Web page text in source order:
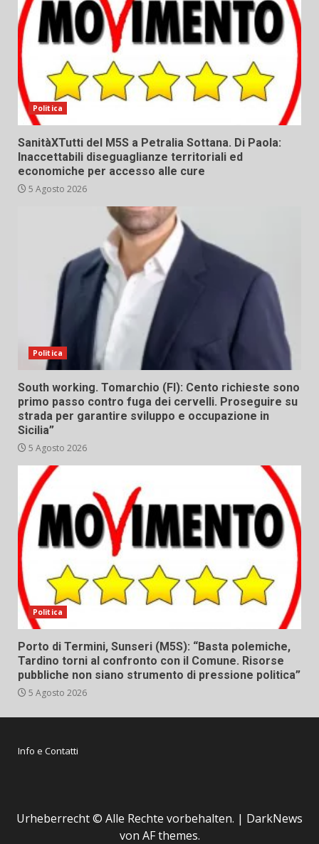
Politica
SanitàXTutti del M5S a Petralia Sottana. Di Paola:
Inaccettabili diseguaglianze territoriali ed
economiche per accesso alle cure
5 Agosto 2026
Politica
South working. Tomarchio (FI): Cento richieste sono
primo passo contro fuga dei cervelli. Proseguire su
strada per garantire sviluppo e occupazione in
Sicilia”
5 Agosto 2026
Politica
Porto di Termini, Sunseri (M5S): “Basta polemiche,
Tardino torni al confronto con il Comune. Risorse
pubbliche non siano strumento di pressione politica”
5 Agosto 2026
Info e Contatti
Urheberrecht © Alle Rechte vorbehalten. | DarkNews
von AF themes.